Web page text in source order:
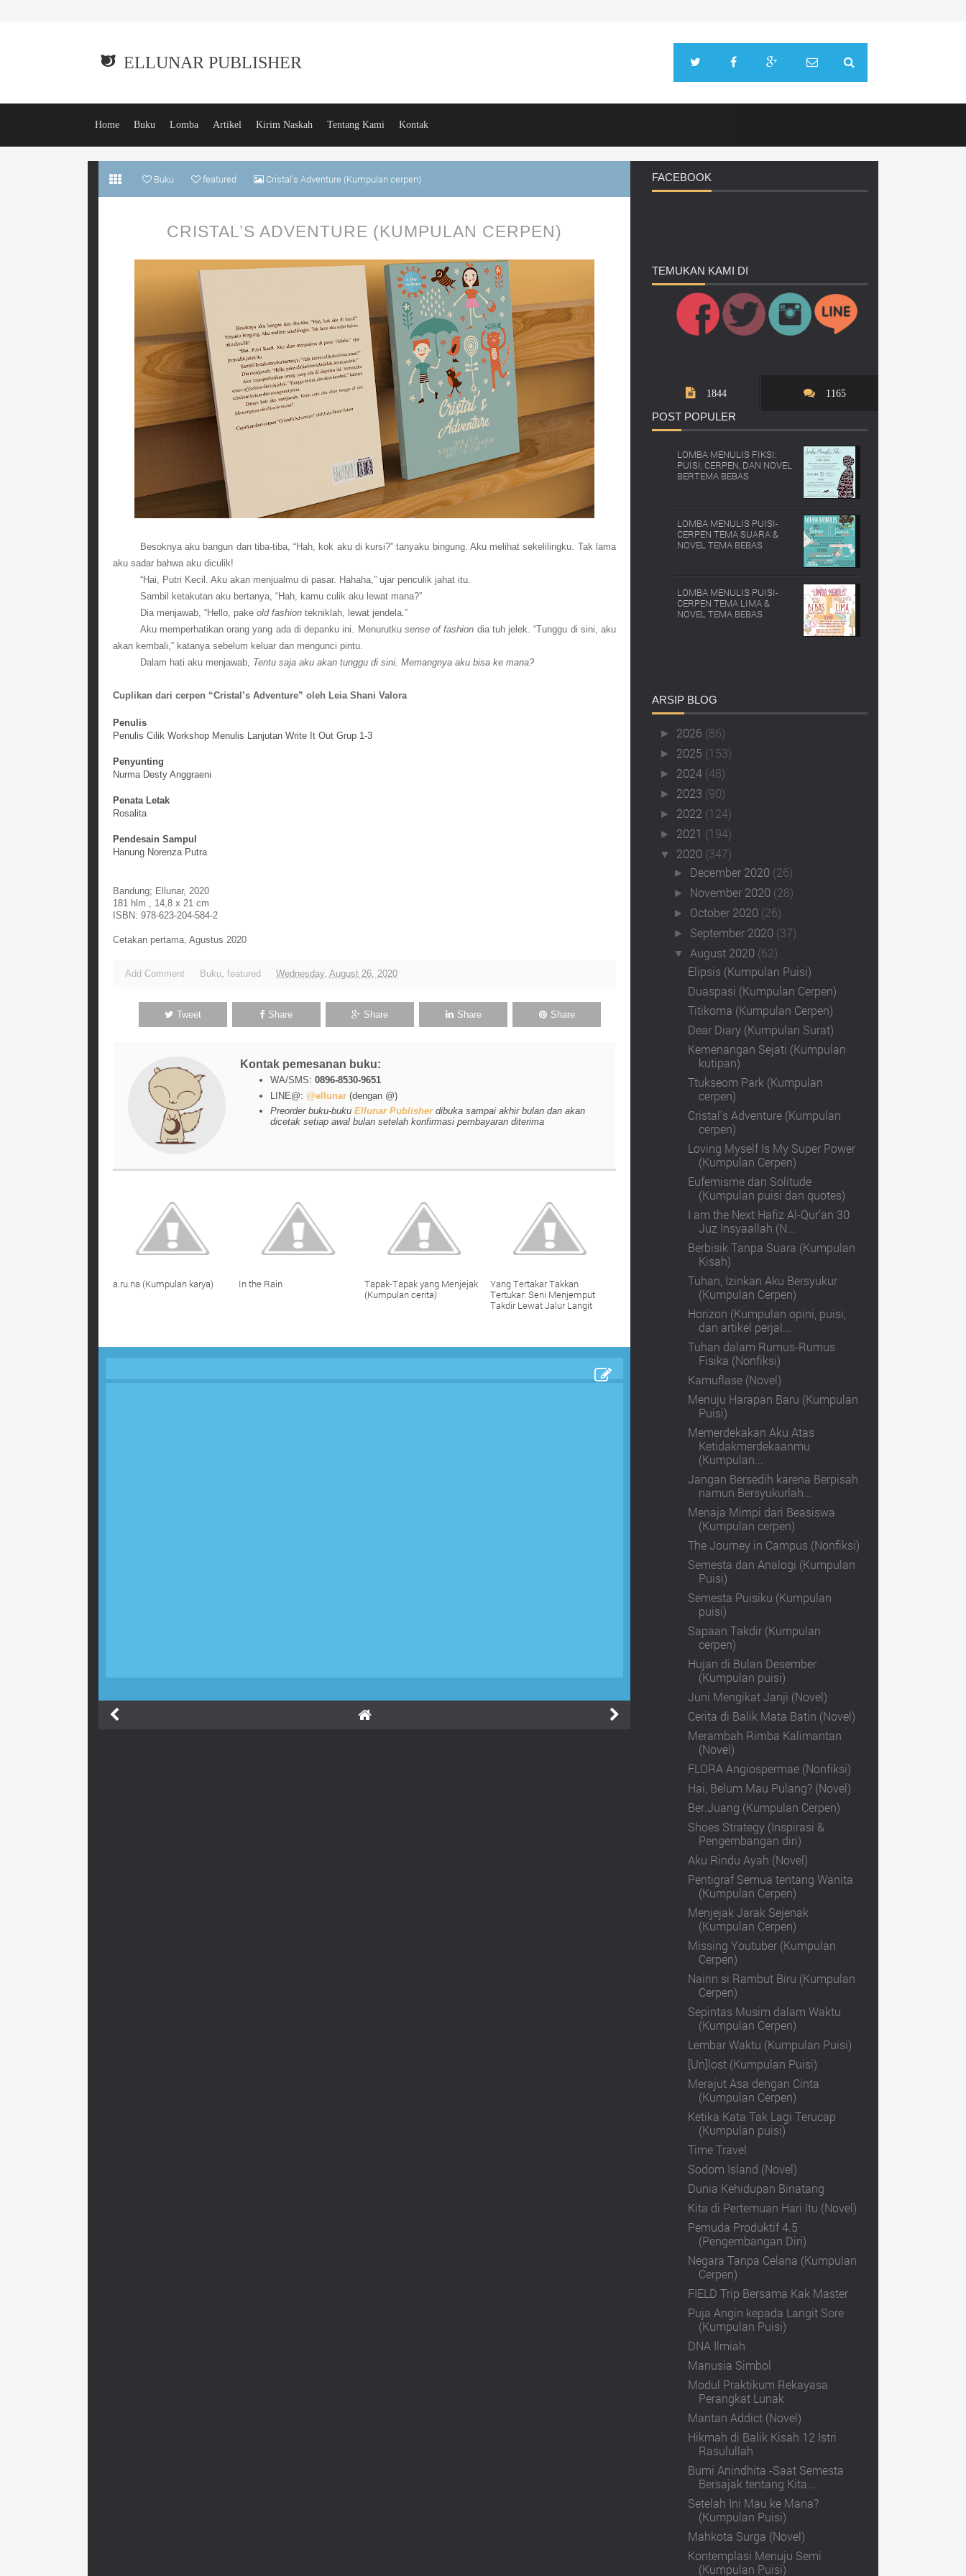
ELLUNAR PUBLISHER
Home Buku Lomba Artikel Kirim Naskah Tentang Kami Kontak
Buku featured Cristal’s Adventure (Kumpulan cerpen)
CRISTAL’S ADVENTURE (KUMPULAN CERPEN)
Besoknya aku bangun dan tiba-tiba, “Hah, kok aku di kursi?” tanyaku bingung. Aku melihat sekelilingku. Tak lama
aku sadar bahwa aku diculik!
“Hai, Putri Kecil. Aku akan menjualmu di pasar. Hahaha,” ujar penculik jahat itu.
Sambil ketakutan aku bertanya, “Hah, kamu culik aku lewat mana?”
Dia menjawab, “Hello, pake old fashion tekniklah, lewat jendela.”
Aku memperhatikan orang yang ada di depanku ini. Menurutku sense of fashion dia tuh jelek. “Tunggu di sini, aku
akan kembali,” katanya sebelum keluar dan mengunci pintu.
Dalam hati aku menjawab, Tentu saja aku akan tunggu di sini. Memangnya aku bisa ke mana?
Cuplikan dari cerpen “Cristal’s Adventure” oleh Leia Shani Valora
Penulis
Penulis Cilik Workshop Menulis Lanjutan Write It Out Grup 1-3
Penyunting
Nurma Desty Anggraeni
Penata Letak
Rosalita
Pendesain Sampul
Hanung Norenza Putra
Bandung; Ellunar, 2020
181 hlm., 14,8 x 21 cm
ISBN: 978-623-204-584-2
Cetakan pertama, Agustus 2020
Add Comment Buku, featured Wednesday, August 26, 2020
Tweet Share Share Share Share
Kontak pemesanan buku:
WA/SMS:0896-8530-9651
LINE@:@ellunar (dengan @)
Preorder buku-bukuEllunar Publisherdibuka sampai akhir bulan dan akan
dicetak setiap awal bulan setelah konfirmasi pembayaran diterima
a.ru.na (Kumpulan karya) In the Rain
Tapak-Tapak yang Menjejak
(Kumpulan cerita)
Yang Tertakar Takkan
Tertukar: Seni Menjemput
Takdir Lewat Jalur Langit
FACEBOOK
TEMUKAN KAMI DI
1844 1165
POST POPULER
LOMBA MENULIS FIKSI:
PUISI, CERPEN, DAN NOVEL
BERTEMA BEBAS
LOMBA MENULIS PUISI-
CERPEN TEMA SUARA &
NOVEL TEMA BEBAS
LOMBA MENULIS PUISI-
CERPEN TEMA LIMA &
NOVEL TEMA BEBAS
ARSIP BLOG
► 2026 (86)
► 2025 (153)
► 2024 (48)
► 2023 (90)
► 2022 (124)
► 2021 (194)
▼ 2020 (347)
► December 2020 (26)
► November 2020 (28)
► October 2020 (26)
► September 2020 (37)
▼ August 2020 (62)
Elipsis (Kumpulan Puisi)
Duaspasi (Kumpulan Cerpen)
Titikoma (Kumpulan Cerpen)
Dear Diary (Kumpulan Surat)
Kemenangan Sejati (Kumpulan
kutipan)
Ttukseom Park (Kumpulan
cerpen)
Cristal’s Adventure (Kumpulan
cerpen)
Loving Myself Is My Super Power
(Kumpulan Cerpen)
Eufemisme dan Solitude
(Kumpulan puisi dan quotes)
I am the Next Hafiz Al-Qur’an 30
Juz Insyaallah (N...
Berbisik Tanpa Suara (Kumpulan
Kisah)
Tuhan, Izinkan Aku Bersyukur
(Kumpulan Cerpen)
Horizon (Kumpulan opini, puisi,
dan artikel perjal...
Tuhan dalam Rumus-Rumus
Fisika (Nonfiksi)
Kamuflase (Novel)
Menuju Harapan Baru (Kumpulan
Puisi)
Memerdekakan Aku Atas
Ketidakmerdekaanmu
(Kumpulan...
Jangan Bersedih karena Berpisah
namun Bersyukurlah...
Menaja Mimpi dari Beasiswa
(Kumpulan cerpen)
The Journey in Campus (Nonfiksi)
Semesta dan Analogi (Kumpulan
Puisi)
Semesta Puisiku (Kumpulan
puisi)
Sapaan Takdir (Kumpulan
cerpen)
Hujan di Bulan Desember
(Kumpulan puisi)
Juni Mengikat Janji (Novel)
Cerita di Balik Mata Batin (Novel)
Merambah Rimba Kalimantan
(Novel)
FLORA Angiospermae (Nonfiksi)
Hai, Belum Mau Pulang? (Novel)
Ber.Juang (Kumpulan Cerpen)
Shoes Strategy (Inspirasi &
Pengembangan diri)
Aku Rindu Ayah (Novel)
Pentigraf Semua tentang Wanita
(Kumpulan Cerpen)
Menjejak Jarak Sejenak
(Kumpulan Cerpen)
Missing Youtuber (Kumpulan
Cerpen)
Nairin si Rambut Biru (Kumpulan
Cerpen)
Sepintas Musim dalam Waktu
(Kumpulan Cerpen)
Lembar Waktu (Kumpulan Puisi)
[Un]lost (Kumpulan Puisi)
Merajut Asa dengan Cinta
(Kumpulan Cerpen)
Ketika Kata Tak Lagi Terucap
(Kumpulan puisi)
Time Travel
Sodom Island (Novel)
Dunia Kehidupan Binatang
Kita di Pertemuan Hari Itu (Novel)
Pemuda Produktif 4.5
(Pengembangan Diri)
Negara Tanpa Celana (Kumpulan
Cerpen)
FIELD Trip Bersama Kak Master
Puja Angin kepada Langit Sore
(Kumpulan Puisi)
DNA Ilmiah
Manusia Simbol
Modul Praktikum Rekayasa
Perangkat Lunak
Mantan Addict (Novel)
Hikmah di Balik Kisah 12 Istri
Rasulullah
Bumi Anindhita -Saat Semesta
Bersajak tentang Kita...
Setelah Ini Mau ke Mana?
(Kumpulan Puisi)
Mahkota Surga (Novel)
Kontemplasi Menuju Semi
(Kumpulan Puisi)